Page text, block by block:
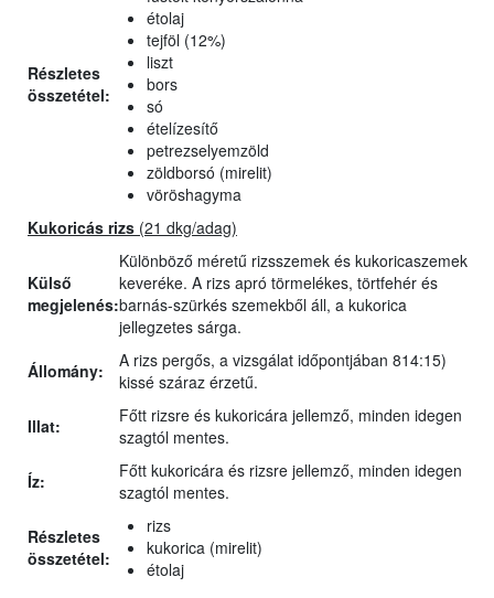
Részletes
összetétel:
étolaj
tejföl (12%)
liszt
bors
só
ételízesítő
petrezselyemzöld
zöldborsó (mirelit)
vöröshagyma
Kukoricás rizs (21 dkg/adag)
Külső
megjelenés:
Különböző méretű rizsszemek és kukoricaszemek
keveréke. A rizs apró törmelékes, törtfehér és
barnás-szürkés szemekből áll, a kukorica
jellegzetes sárga.
Állomány:
A rizs pergős, a vizsgálat időpontjában 814:15)
kissé száraz érzetű.
Illat:
Főtt rizsre és kukoricára jellemző, minden idegen
szagtól mentes.
Íz:
Főtt kukoricára és rizsre jellemző, minden idegen
szagtól mentes.
Részletes
összetétel:
rizs
kukorica (mirelit)
étolaj